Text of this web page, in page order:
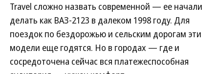
Travel сложно назвать современной — ее начали
делать как ВАЗ-2123 в далеком 1998 году. Для
поездок по бездорожью и сельским дорогам эти
модели еще годятся. Но в городах — где и
сосредоточена сейчас вся платежеспособная